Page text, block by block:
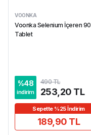
VOONKA
Voonka Selenium İçeren 90
Tablet
%48
indirim
490 TL
253,20 TL
Sepette %25 İndirim
189,90 TL